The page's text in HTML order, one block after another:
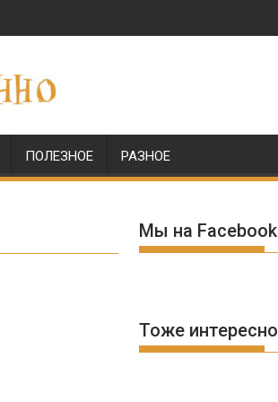
генерала МВД: Ирина Волк
ПОЛЕЗНОЕ РАЗНОЕ
Мы на Facebook
Тоже интересно